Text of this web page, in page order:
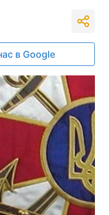
в Google